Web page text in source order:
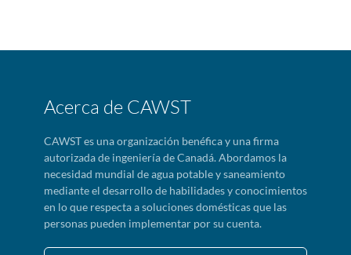
Acerca de CAWST
CAWST es una organización benéfica y una firma
autorizada de ingeniería de Canadá. Abordamos la
necesidad mundial de agua potable y saneamiento
mediante el desarrollo de habilidades y conocimientos
en lo que respecta a soluciones domésticas que las
personas pueden implementar por su cuenta.